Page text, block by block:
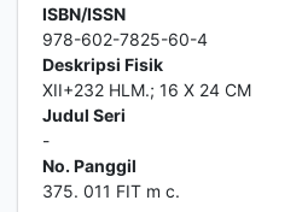
ISBN/ISSN
978-602-7825-60-4
Deskripsi Fisik
XII+232 HLM.; 16 X 24 CM
Judul Seri
-
No. Panggil
375. 011 FIT m c.